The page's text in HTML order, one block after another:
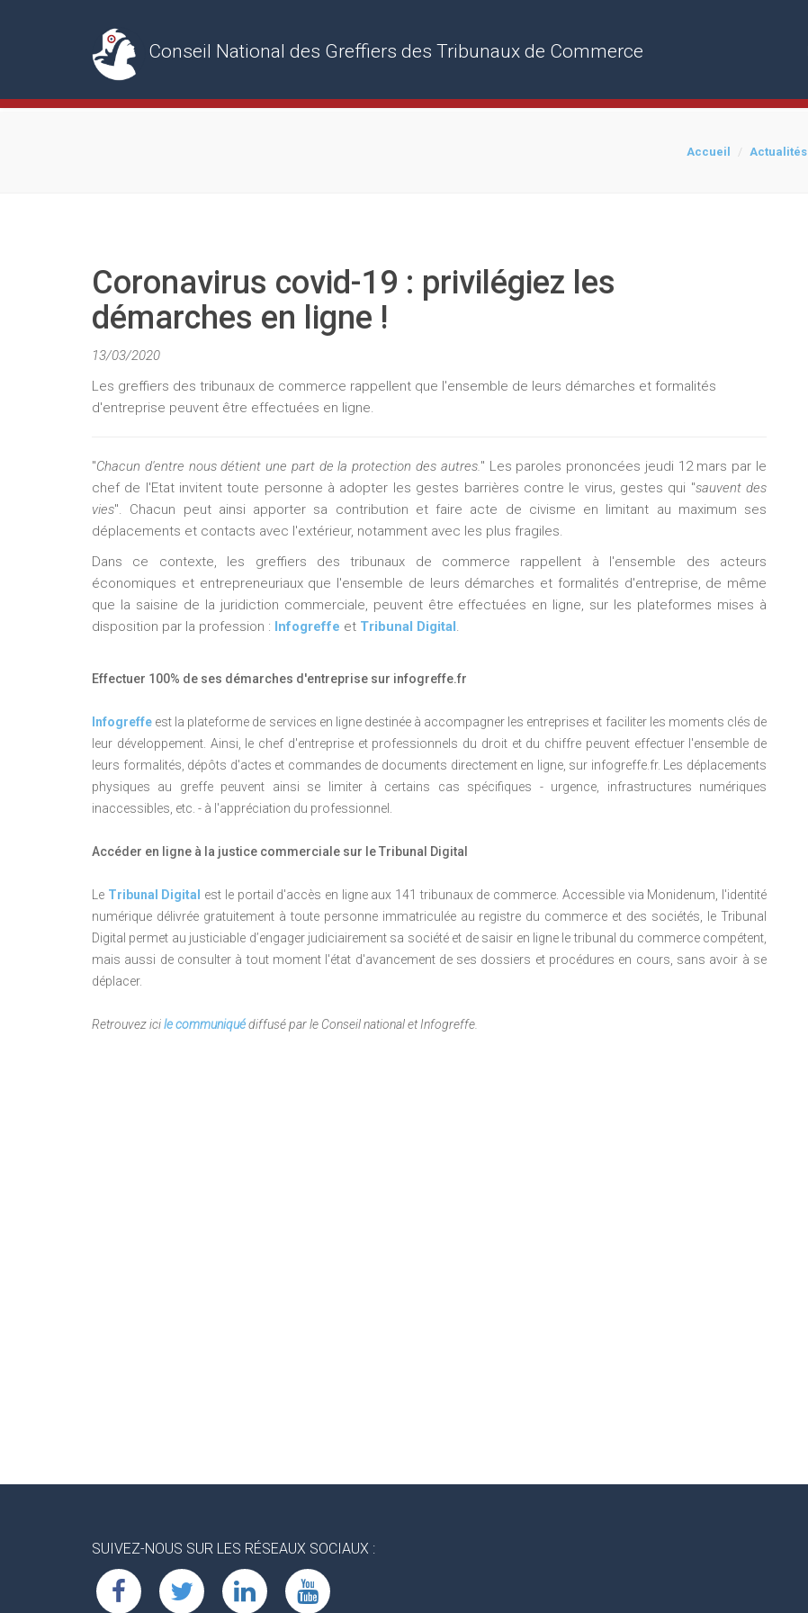
Conseil National des Greffiers des Tribunaux de Commerce
Accueil Actualités
Coronavirus covid-19 : privilégiez les
démarches en ligne !
13/03/2020
Les greffiers des tribunaux de commerce rappellent que l'ensemble de leurs démarches et formalités
d'entreprise peuvent être effectuées en ligne.
"Chacun d'entre nous détient une part de la protection des autres." Les paroles prononcées jeudi 12 mars par le
chef de l'Etat invitent toute personne à adopter les gestes barrières contre le virus, gestes qui "sauvent des
vies". Chacun peut ainsi apporter sa contribution et faire acte de civisme en limitant au maximum ses
déplacements et contacts avec l'extérieur, notamment avec les plus fragiles.
Dans ce contexte, les greffiers des tribunaux de commerce rappellent à l'ensemble des acteurs
économiques et entrepreneuriaux que l'ensemble de leurs démarches et formalités d'entreprise, de même
que la saisine de la juridiction commerciale, peuvent être effectuées en ligne, sur les plateformes mises à
disposition par la profession : Infogreffe et Tribunal Digital.
Effectuer 100% de ses démarches d'entreprise sur infogreffe.fr
Infogreffe est la plateforme de services en ligne destinée à accompagner les entreprises et faciliter les moments clés de
leur développement. Ainsi, le chef d'entreprise et professionnels du droit et du chiffre peuvent effectuer l'ensemble de
leurs formalités, dépôts d'actes et commandes de documents directement en ligne, sur infogreffe.fr. Les déplacements
physiques au greffe peuvent ainsi se limiter à certains cas spécifiques - urgence, infrastructures numériques
inaccessibles, etc. - à l'appréciation du professionnel.
Accéder en ligne à la justice commerciale sur le Tribunal Digital
Le Tribunal Digital
est le portail d'accès en ligne aux 141 tribunaux de commerce. Accessible via Monidenum, l'identité
numérique délivrée gratuitement à toute personne immatriculée au registre du commerce et des sociétés, le Tribunal
Digital permet au justiciable d’engager judiciairement sa société et de saisir en ligne le tribunal du commerce compétent,
mais aussi de consulter à tout moment l'état d'avancement de ses dossiers et procédures en cours, sans avoir à se
déplacer.
Retrouvez icile communiquédiffusé par le Conseil national et Infogreffe.
SUIVEZ-NOUS SUR LES RÉSEAUX SOCIAUX :